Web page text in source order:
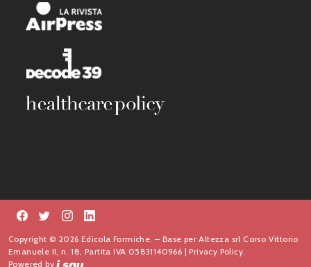
Copyright © 2026 Edicola Formiche. – Base per Altezza srl Corso Vittorio
Emanuele II, n. 18, Partita IVA 05831140966 |Privacy Policy.
Powered by